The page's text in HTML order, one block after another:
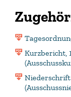
Kurzbericht,
Niederschrift